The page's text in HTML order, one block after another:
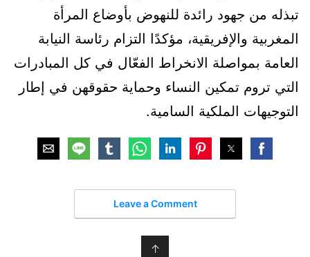
تبذله من جهود رائدة للنهوض بأوضاع المرأة
المغربية والإفريقية، مؤكدًا التزام رئاسة النيابة
العامة بمواصلة الانخراط الفعّال في كل المبادرات
التي تروم تمكين النساء وحماية حقوقهن في إطار
التوجيهات الملكية السامية.
Leave a Comment
↑